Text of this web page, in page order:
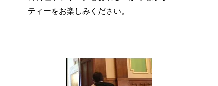
ティーをお楽しみください。